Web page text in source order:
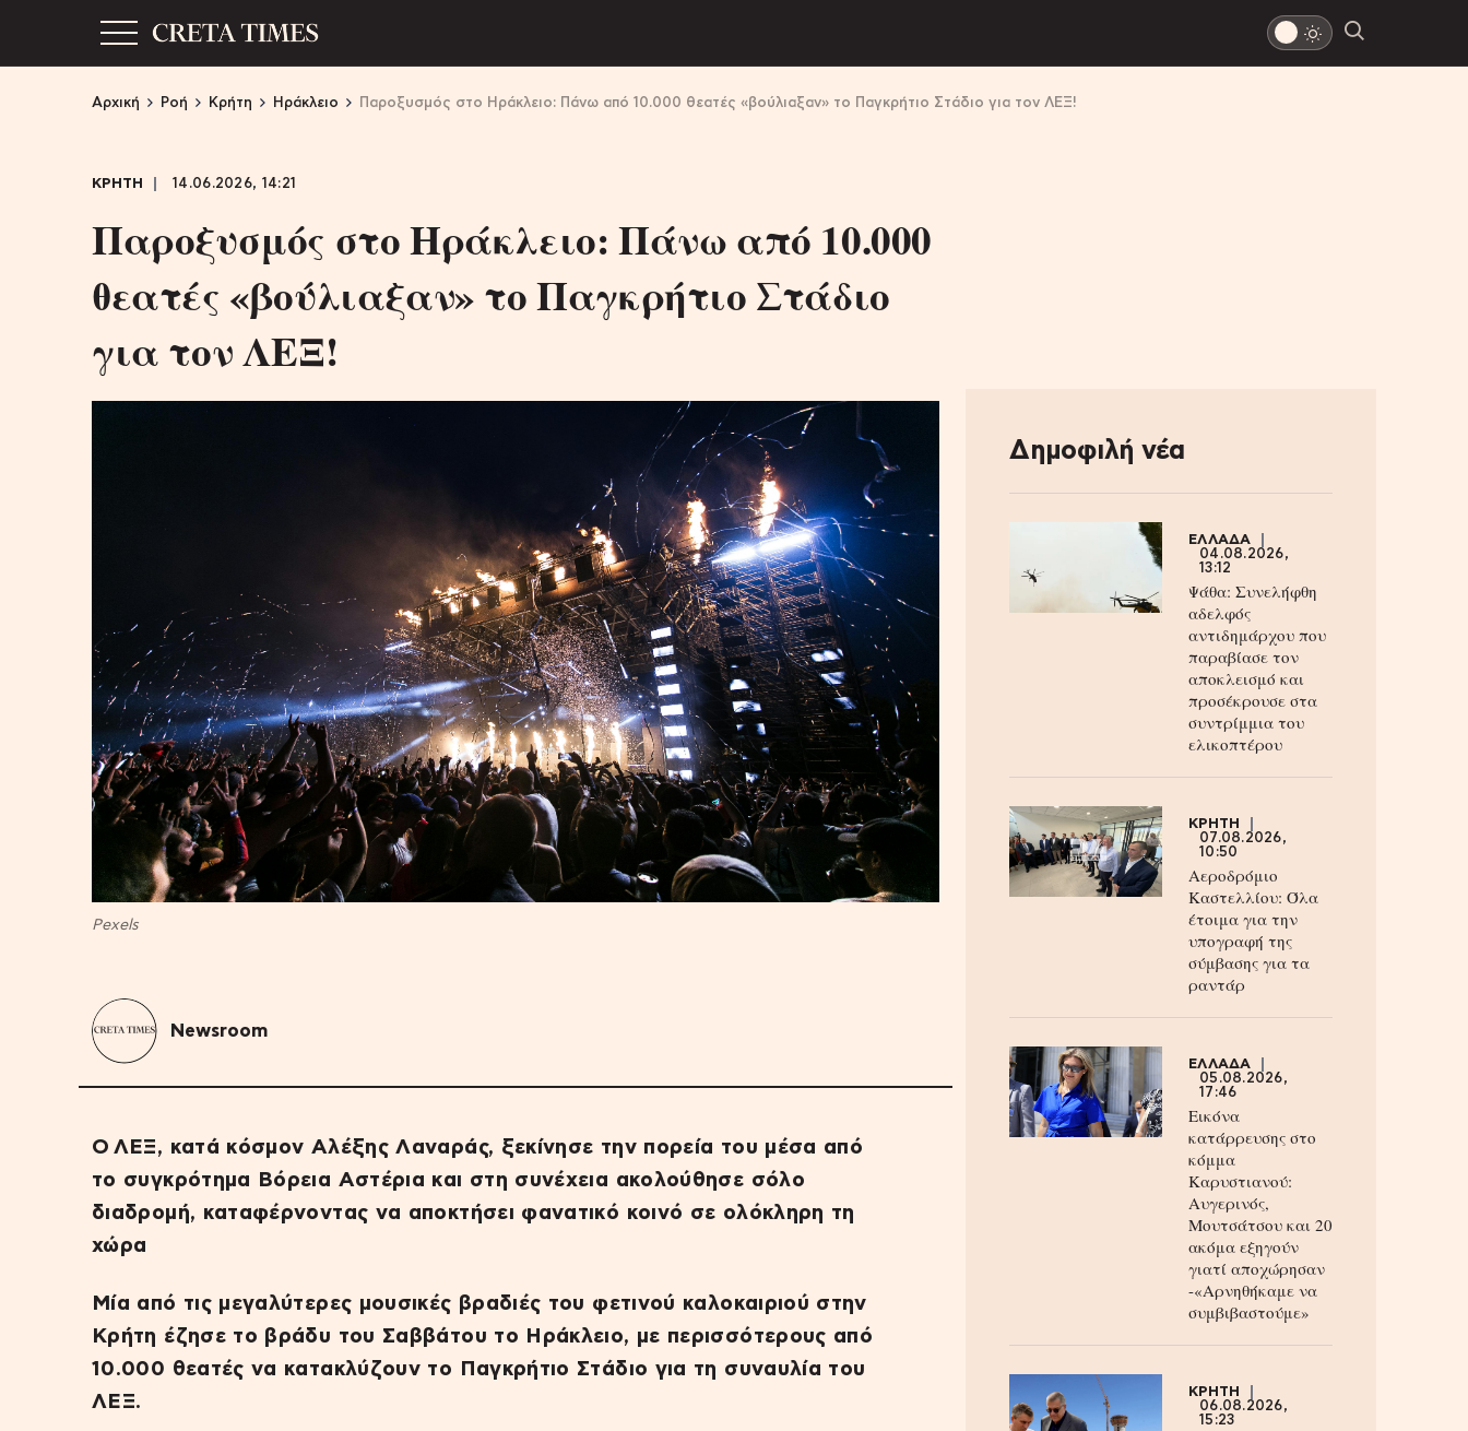
Αρχική Ροή Κρήτη Ηράκλειο Παροξυσμός στο Ηράκλειο: Πάνω από 10.000 θεατές «βούλιαξαν» το Παγκρήτιο Στάδιο για τον ΛΕΞ!
ΚΡΗΤΗ 14.06.2026, 14:21
Παροξυσμός στο Ηράκλειο: Πάνω από 10.000
θεατές «βούλιαξαν» το Παγκρήτιο Στάδιο
για τον ΛΕΞ!
Pexels
Newsroom
Ο ΛΕΞ, κατά κόσμον Αλέξης Λαναράς, ξεκίνησε την πορεία του μέσα από
το συγκρότημα Βόρεια Αστέρια και στη συνέχεια ακολούθησε σόλο
διαδρομή, καταφέρνοντας να αποκτήσει φανατικό κοινό σε ολόκληρη τη
χώρα
Μία από τις μεγαλύτερες μουσικές βραδιές του φετινού καλοκαιριού στην
Κρήτη έζησε το βράδυ του Σαββάτου το Ηράκλειο, με περισσότερους από
10.000 θεατές να κατακλύζουν το Παγκρήτιο Στάδιο για τη συναυλία του
ΛΕΞ.
Δημοφιλή νέα
ΕΛΛΑΔΑ
04.08.2026,
13:12
Ψάθα: Συνελήφθη
αδελφός
αντιδημάρχου που
παραβίασε τον
αποκλεισμό και
προσέκρουσε στα
συντρίμμια του
ελικοπτέρου
ΚΡΗΤΗ
07.08.2026,
10:50
Αεροδρόμιο
Καστελλίου: Όλα
έτοιμα για την
υπογραφή της
σύμβασης για τα
ραντάρ
ΕΛΛΑΔΑ
05.08.2026,
17:46
Εικόνα
κατάρρευσης στο
κόμμα
Καρυστιανού:
Αυγερινός,
Μουτσάτσου και 20
ακόμα εξηγούν
γιατί αποχώρησαν
-«Αρνηθήκαμε να
συμβιβαστούμε»
ΚΡΗΤΗ
06.08.2026,
15:23